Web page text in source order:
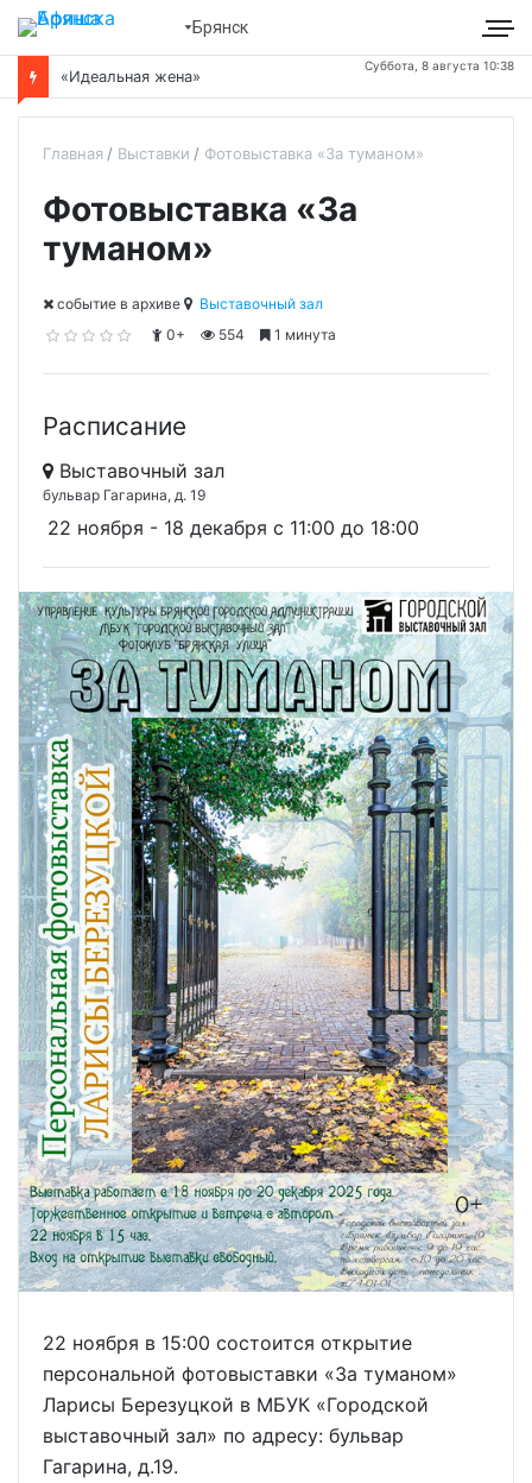
Брянск
«Идеальная жена»
Суббота, 8 августа 10:38
Главная Выставки Фотовыставка «За туманом»
Фотовыставка «За
туманом»
cобытие в архиве
Выставочный зал
0+
554 1 минута
Расписание
Выставочный зал
бульвар Гагарина, д. 19
22 ноября - 18 декабря c 11:00 до 18:00
22 ноября в 15:00 состоится открытие
персональной фотовыставки «За туманом»
Ларисы Березуцкой в МБУК «Городской
выставочный зал» по адресу: бульвар
Гагарина, д.19.